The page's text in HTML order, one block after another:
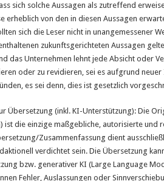
sich solche Aussagen als zutreffend
erheblich von den in diesen Aussagen
sich die Leser nicht in unangemessener
zukunftsgerichteten Aussagen
das Unternehmen lehnt jede Absicht oder
oder zu revidieren, sei es aufgrund
es sei denn, dies ist gesetzlich
Übersetzung (inkl. KI-Unterstützung): Die
ist die einzige maßgebliche, autorisierte und
Zusammenfassung dient
verdichtet sein. Die Übersetzung
bzw. generativer KI (Large Language
Fehler, Auslassungen oder